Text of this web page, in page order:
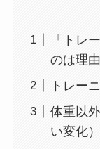
「トレ
のは理
トレー
体重以
い変化）